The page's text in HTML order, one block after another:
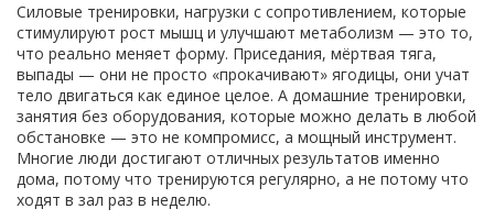
Силовые тренировки, нагрузки с сопротивлением, которые
стимулируют рост мышц и улучшают метаболизм — это то,
что реально меняет форму. Приседания, мёртвая тяга,
выпады — они не просто «прокачивают» ягодицы, они учат
тело двигаться как единое целое. А домашние тренировки,
занятия без оборудования, которые можно делать в любой
обстановке — это не компромисс, а мощный инструмент.
Многие люди достигают отличных результатов именно
дома, потому что тренируются регулярно, а не потому что
ходят в зал раз в неделю.